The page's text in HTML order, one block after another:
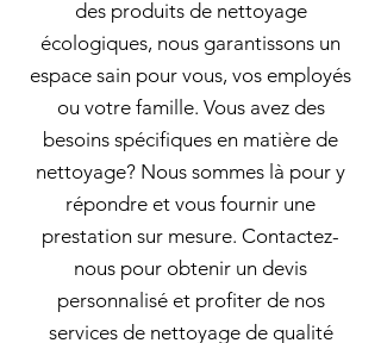
des produits de nettoyage
écologiques, nous garantissons un
espace sain pour vous, vos employés
ou votre famille. Vous avez des
besoins spécifiques en matière de
nettoyage? Nous sommes là pour y
répondre et vous fournir une
prestation sur mesure. Contactez-
nous pour obtenir un devis
personnalisé et profiter de nos
services de nettoyage de qualité